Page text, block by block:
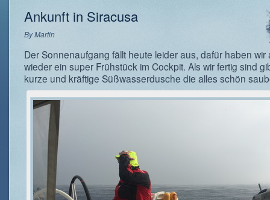
Ankunft in Siracusa
ByMartin
Der Sonnenaufgang fällt heute leider aus, dafür haben wir
wieder ein super Frühstück im Cockpit. Als wir fertig sind
kurze und kräftige Süßwasserdusche die alles schön